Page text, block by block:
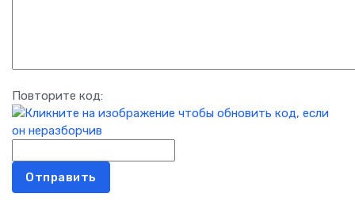
Повторите код:
Отправить